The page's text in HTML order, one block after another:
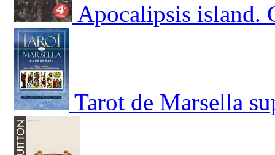
Apocalipsis island.
Tarot de Marsella